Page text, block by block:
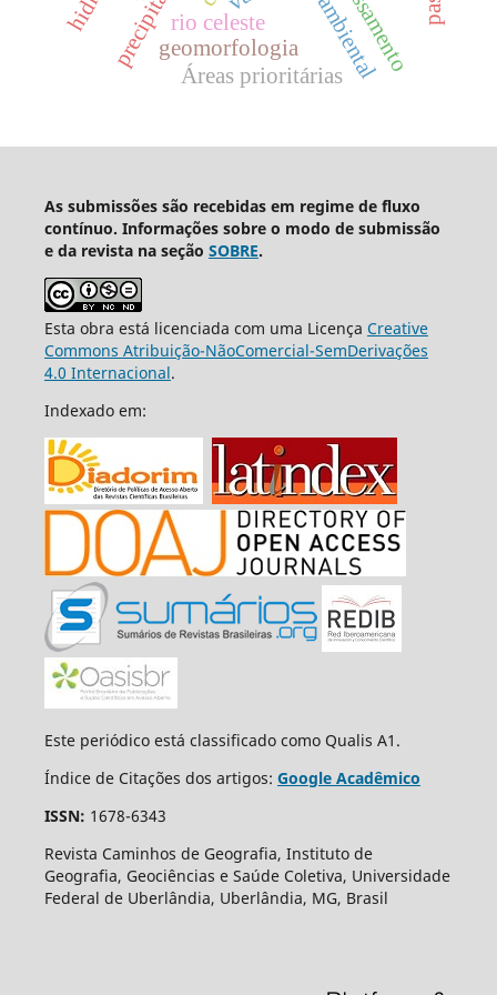
rio celeste
geomorfologia
Áreas prioritárias
As submissões são recebidas em regime de fluxo
contínuo. Informações sobre o modo de submissão
e da revista na seção SOBRE.
Esta obra está licenciada com uma Licença Creative
Commons Atribuição-NãoComercial-SemDerivações
4.0 Internacional.
Indexado em:
Este periódico está classificado como Qualis A1.
Índice de Citações dos artigos: Google Acadêmico
ISSN: 1678-6343
Revista Caminhos de Geografia, Instituto de
Geografia, Geociências e Saúde Coletiva, Universidade
Federal de Uberlândia, Uberlândia, MG, Brasil